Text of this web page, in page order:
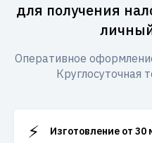
для получения
Оперативное
Круглосуточная
⚡ Изготовление от 30